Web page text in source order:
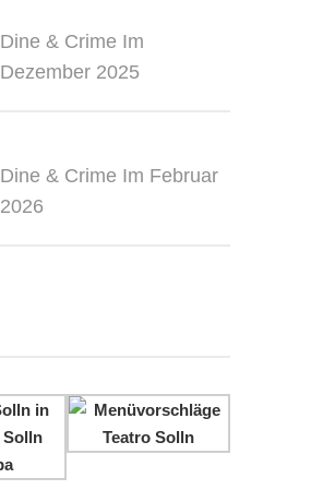
Dine & Crime Im
Dezember 2025
Dine & Crime Im Februar
2026